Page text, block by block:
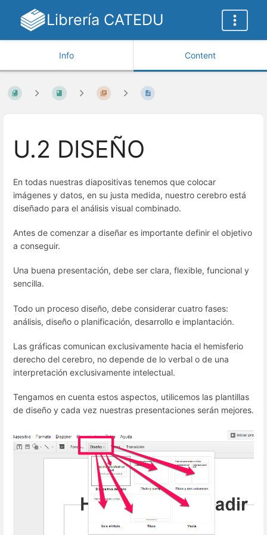
Librería CATEDU
Info Content
U.2 DISEÑO
En todas nuestras diapositivas tenemos que colocar
imágenes y datos, en su justa medida, nuestro cerebro está
diseñado para el análisis visual combinado.
Antes de comenzar a diseñar es importante definir el objetivo
a conseguir.
Una buena presentación, debe ser clara, flexible, funcional y
sencilla.
Todo un proceso diseño, debe considerar cuatro fases:
análisis, diseño o planificación, desarrollo e implantación.
Las gráficas comunican exclusivamente hacia el hemisferio
derecho del cerebro, no depende de lo verbal o de una
interpretación exclusivamente intelectual.
Tengamos en cuenta estos aspectos, utilicemos las plantillas
de diseño y cada vez nuestras presentaciones serán mejores.